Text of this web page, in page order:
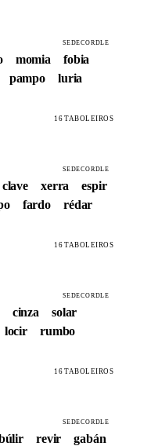
SEDECORDLE
momia
fobia
pampo
luria
16 TABOLEIROS
SEDECORDLE
clave xerra
espir
fardo
rédar
16 TABOLEIROS
SEDECORDLE
cinza
solar
locir
rumbo
16 TABOLEIROS
SEDECORDLE
revir
gabán